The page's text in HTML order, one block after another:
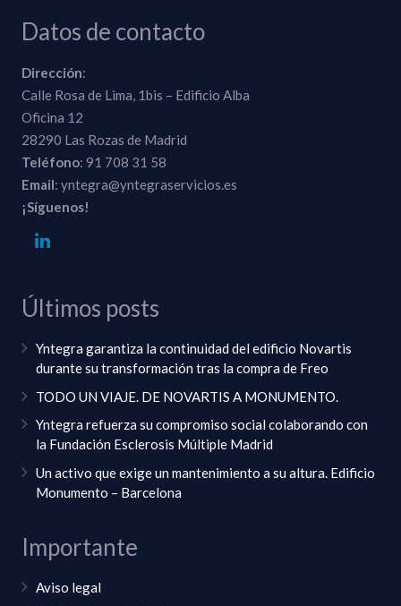
Datos de contacto
Dirección:
Calle Rosa de Lima, 1bis – Edificio Alba
Oficina 12
28290 Las Rozas de Madrid
Teléfono: 91 708 31 58
Email: yntegra@yntegraservicios.es
¡Síguenos!
Últimos posts
Yntegra garantiza la continuidad del edificio Novartis
durante su transformación tras la compra de Freo
TODO UN VIAJE. DE NOVARTIS A MONUMENTO.
Yntegra refuerza su compromiso social colaborando con
la Fundación Esclerosis Múltiple Madrid
Un activo que exige un mantenimiento a su altura. Edificio
Monumento – Barcelona
Importante
Aviso legal